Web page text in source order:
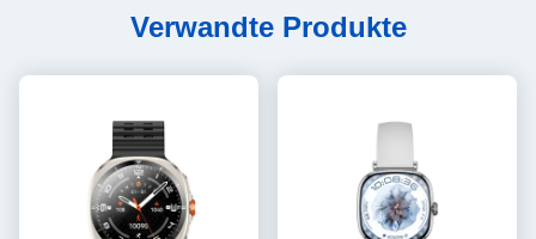
Verwandte Produkte